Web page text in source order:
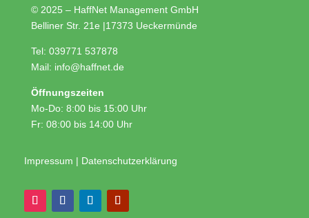
© 2025 – HaffNet Management GmbH
Belliner Str. 21e |17373 Ueckermünde
Tel: 039771 537878
Mail: info@haffnet.de
Öffnungszeiten
Mo-Do: 8:00 bis 15:00 Uhr
Fr: 08:00 bis 14:00 Uhr
Impressum | Datenschutzerklärung